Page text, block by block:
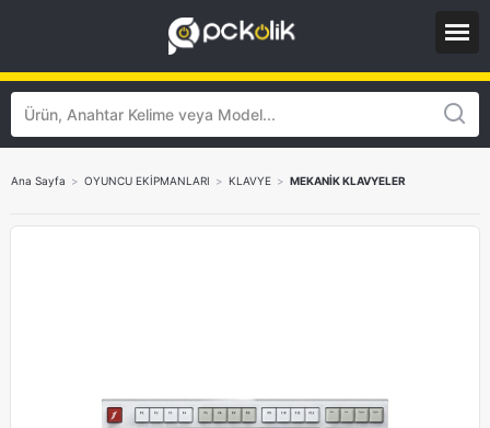
Ana Sayfa > OYUNCU EKİPMANLARI > KLAVYE > MEKANİK KLAVYELER